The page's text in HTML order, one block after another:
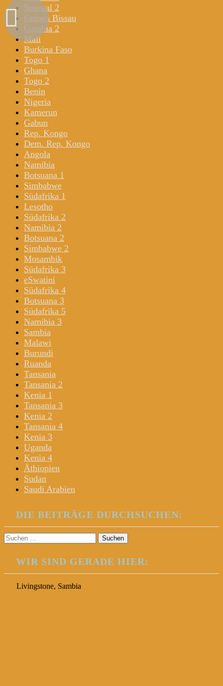
Senegal 2
Guinea Bissau
Gambia 2
Mali
Burkina Faso
Togo 1
Ghana
Togo 2
Benin
Nigeria
Kamerun
Gabun
Rep. Kongo
Dem. Rep. Kongo
Angola
Namibia
Botsuana 1
Simbabwe
Südafrika 1
Lesotho
Südafrika 2
Namibia 2
Botsuana 2
Simbabwe 2
Mosambik
Südafrika 3
eSwatini
Südafrika 4
Botsuana 3
Südafrika 5
Namibia 3
Sambia
Malawi
Burundi
Ruanda
Tansania
Tansania 2
Kenia 1
Tansania 3
Kenia 2
Tansania 4
Kenia 3
Uganda
Kenia 4
Äthiopien
Sudan
Saudi Arabien
DIE BEITRÄGE DURCHSUCHEN:
Suchen
nach:
WIR SIND GERADE HIER:
Livingstone, Sambia